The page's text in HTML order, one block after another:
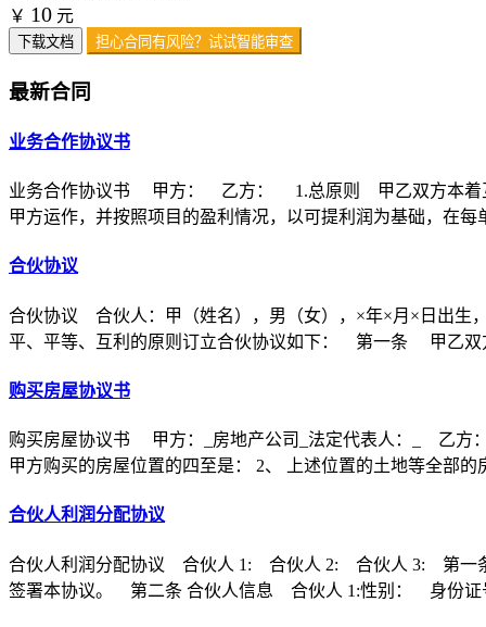
￥ 10 元
下载文档 担心合同有风险？试试智能审查
最新合同
业务合作协议书
业务合作协议书 甲方： 乙方： 1.总原则 甲乙双方本着互
甲方运作，并按照项目的盈利情况，以可提利润为基础，在每
合伙协议
合伙协议 合伙人：甲（姓名），男（女），×年×月×日出
平、平等、互利的原则订立合伙协议如下： 第一条 甲乙双
购买房屋协议书
购买房屋协议书 甲方：_房地产公司_法定代表人：_ 乙方
甲方购买的房屋位置的四至是： 2、 上述位置的土地等全部的
合伙人利润分配协议
合伙人利润分配协议 合伙人 1: 合伙人 2: 合伙人 3: 第一条
签署本协议。 第二条 合伙人信息 合伙人 1:性别： 身份